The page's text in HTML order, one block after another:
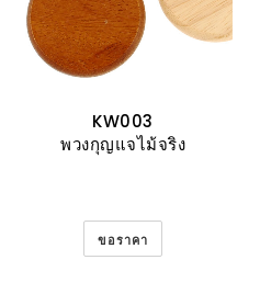
KW003
พวงกุญแจไม้จริง
ขอราคา